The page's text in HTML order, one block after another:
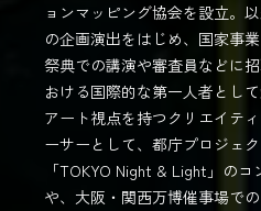
ョンマッピング協会を設立。
の企画演出をはじめ、国家事
祭典での講演や審査員などに
おける国際的な第一人者として
アート視点を持つクリエイテ
ーサーとして、都庁プロジェ
「TOKYO Night & Light」の
や、大阪・関西万博催事場で